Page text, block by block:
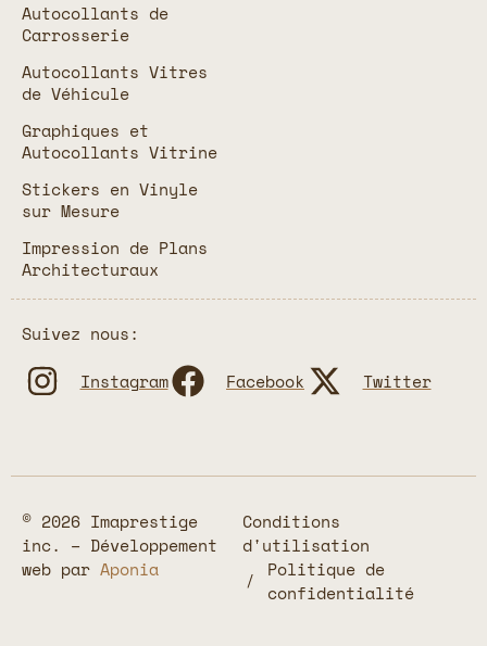
Autocollants de
Carrosserie
Autocollants Vitres
de Véhicule
Graphiques et
Autocollants Vitrine
Stickers en Vinyle
sur Mesure
Impression de Plans
Architecturaux
Suivez nous:
Instagram
Facebook Twitter
© 2026 Imaprestige
inc. – Développement
web par Aponia
Conditions
d'utilisation
Politique de
confidentialité